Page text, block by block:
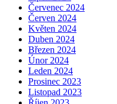
Červenec 2024
Červen 2024
Květen 2024
Duben 2024
Březen 2024
Únor 2024
Leden 2024
Prosinec 2023
Listopad 2023